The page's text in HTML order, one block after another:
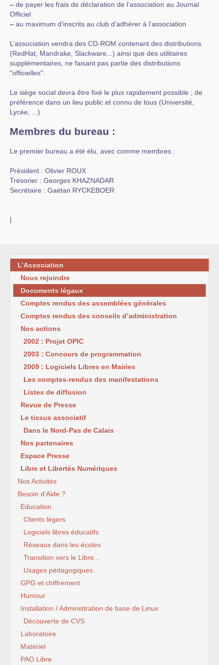
– de payer les frais de déclaration de l’association au Journal
Officiel
– au maximum d’inscrits au club d’adhérer à l’association
L’association vendra des CD-ROM contenant des distributions
(RedHat, Mandrake, Slackware...) ainsi que des utilitaires
supplémentaires, ne faisant pas partie des distributions
"officielles".
Le siège social devra être fixé le plus rapidement possible ; de
préférence dans un lieu public et connu de tous (Université,
Lycée, ...)
Membres du bureau :
Le premier bureau a été élu, avec comme membres :
Président : Olivier ROUX
Trésorier : Georges KHAZNADAR
Secrétaire : Gaétan RYCKEBOER
|
L’Association
Nous rejoindre
Documents légaux
Comptes rendus des assemblées générales
Comptes rendus des conseils d’administration
Nos actions
2002 : Projet OPIC
2003 : Concours de programmation
2009 : Logiciels Libres en Mairies
Les comptes-rendus des manifestations
Listes de diffusion
Revue de Presse
Le tissus associatif
Dans le Nord-Pas de Calais
Nos partenaires
Espace Presse
Libre et Libertés Numériques
Nos Activités
Besoin d’Aide ?
Education
Clients légers
Logiciels libres éducatifs
Réseaux dans les écoles
Transition vers le Libre...
Usages pédagogiques
GPG et chiffrement
Humour
Installation / Administration de base de Linux
Découverte de CVS
Laboratoire
Matériel
PAO Libre